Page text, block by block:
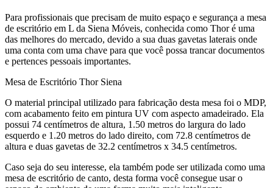
Para profissionais que precisam de muito espaço e segurança a mesa
de escritório em L da Siena Móveis, conhecida como Thor é uma
das melhores do mercado, devido a sua duas gavetas laterais onde
uma conta com uma chave para que você possa trancar documentos
e pertences pessoais importantes.
Mesa de Escritório Thor Siena
O material principal utilizado para fabricação desta mesa foi o MDP,
com acabamento feito em pintura UV com aspecto amadeirado. Ela
possui 74 centímetros de altura, 1.50 metros do largura do lado
esquerdo e 1.20 metros do lado direito, com 72.8 centímetros de
altura e duas gavetas de 32.2 centímetros x 34.5 centímetros.
Caso seja do seu interesse, ela também pode ser utilizada como uma
mesa de escritório de canto, desta forma você consegue usar o